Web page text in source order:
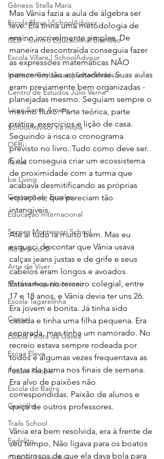
Gênesis Stella Maris
Escola Eleva | SchoolAdvisor
CEB - Centro Educacional Brandão
Escola Villare | SchoolAdvisor
Instituto GayLussac | SchoolAdvisor
Centro de Estudos Júlio Verne
Liceo Santo Amaro
SchoolAdvisor na mídia
OEBi
Férias
be.Living
Gestores de Escolas
Educação Internacional
Senses Montessori School
Rio Branco SP
Arte de Viver
Marista Arquidiocesano
Escola Tagarelinha
Consa
Escola Pedra da Gávea
Escoa Eleva
Future People
Escola do Bairro
Gracinha
Trails School
Fadelito
Mas Vânia fazia a aula de álgebra ser
leve. Ela tinha uma metodologia de
ensino incrivelmente simples. De
maneira descontraída conseguia fazer
as expressões matemáticas NÃO
parecerem tão assustadoras. Suas aulas
eram previamente bem organizadas -
planejadas mesmo. Seguiam sempre o
mesmo fluxo: Parte teórica, parte
prática, exercícios e lição de casa.
Seguindo à risca o cronograma
previsto no livro. Tudo como deve ser.
E ela conseguia criar um ecossistema
de proximidade com a turma que
acabava desmitificando as próprias
equações, que pareciam tão
intangíveis.
Até aí tudo ia muito bem. Mas eu
esqueci de contar que Vânia usava
calças jeans justas e de grife e seus
cabelos eram longos e avoados.
Estávamos no terceiro colegial, entre
17 e 18 anos, e Vânia devia ter uns 26.
Era jovem e bonita. Já tinha sido
casada e tinha uma filha pequena. Era
separada, mas tinha um namorado. No
recreio estava sempre rodeada por
todos e algumas vezes frequentava as
festas da turma nos finais de semana.
Era alvo de paixões não
correspondidas. Paixão de alunos e
quiçá de outros professores.
Vânia era bem resolvida, era à frente de
seu tempo. Não ligava para os boatos
mentirosos de que ela dava bola para